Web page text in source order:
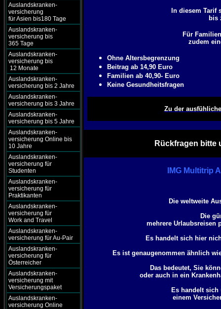
Auslandskranken-
versicherung
für Asien bis180 Tage
Auslandskranken-
versicherung bis
365 Tage
Auslandskranken-
versicherung bis
12 Monate
Auslandskranken-
versicherung bis 2 Jahre
Auslandskranken-
versicherung bis 3 Jahre
Auslandskranken-
versicherung bis 5 Jahre
Auslandskranken-
versicherung Online bis
10 Jahre
Auslandskranken-
versicherung für
Studenten
Auslandskranken-
versicherung für
Praktikanten
Auslandskranken-
versicherung für
Work and Travel
Auslandskranken-
versicherung für Au-Pair
Auslandskranken-
versicherung für
Österreicher
Auslandskranken-
versicherung mit
Versicherungspaket
Auslandskranken-
versicherung Online
In diesem Tarif
bis
Für
zudem
Ohne Altersbegrenzung
Beitrag ab 14,90 Euro
Familien ab 40,90- Euro
Keine Gesundheitsfragen
Zu der
Rückfragen bitte
IMG Multitrip
Die weltweite
Die
mehrere Urlaubsreisen
Es handelt sich hier
Es ist genaugenommen ähnlich
Das bedeutet, Sie
oder auch in ein
Es handelt sich
einem